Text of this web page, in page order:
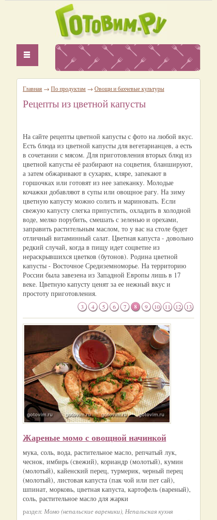
Главная → По продуктам → Овощи и бахчевые культуры
Рецепты из цветной капусты
На сайте рецепты цветной капусты с фото на любой вкус.
Есть блюда из цветной капусты для вегетарианцев, а есть
в сочетании с мясом. Для приготовления вторых блюд из
цветной капусты её разбирают на соцветия, бланшируют,
а затем обжаривают в сухарях, кляре, запекают в
горшочках или готовят из нее запеканку. Молодые
кочажки добавляют в супы или овощное рагу. На зиму
цветную капусту можно солить и мариновать. Если
свежую капусту слегка припустить, охладить в холодной
воде, мелко порубить, смешать с зеленью и орехами,
заправить растительным маслом, то у вас на столе будет
отличный витаминный салат. Цветная капуста - довольно
редкий случай, когда в пищу идет соцветие из
нераскрывшихся цветков (бутонов). Родина цветной
капусты - Восточное Средиземноморье. На территорию
России была завезена из Западной Европы лишь в 17
веке. Цветную капусту ценят за ее нежный вкус и
простоту приготовления.
3 4 5 6 7 8 9 10 11 12 13
Жареные момо с овощной начинкой
мука, соль, вода, растительное масло, репчатый лук,
чеснок, имбирь (свежий), кориандр (молотый), кумин
(молотый), кайенский перец, турмерик, черный перец
(молотый), листовая капуста (пак чой или пет сай),
шпинат, морковь, цветная капуста, картофель (вареный),
соль, растительное масло для жарки
раздел: Момо (непальские вареники), Непальская кухня